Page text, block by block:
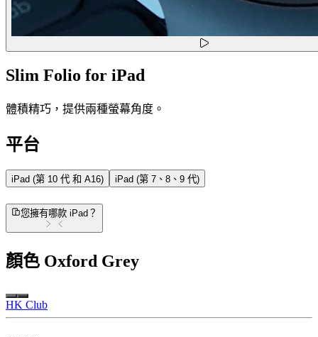
Slim Folio for iPad
體積精巧，提供兩種螢幕角度。
平台
iPad (第 10 代 和 A16) iPad (第 7、8、9 代)
您擁有哪款 iPad？
顏色 Oxford Grey
HK Club